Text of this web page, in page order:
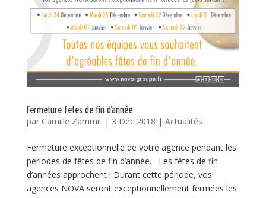
Fermeture fetes de fin d’année
par Camille Zammit| 3 Déc 2018 | Actualités
Fermeture exceptionnelle de votre agence pendant les
périodes de fêtes de fin d’année. Les fêtes de fin
d’années approchent ! Durant cette période, vos
agences NOVA seront exceptionnellement fermées les